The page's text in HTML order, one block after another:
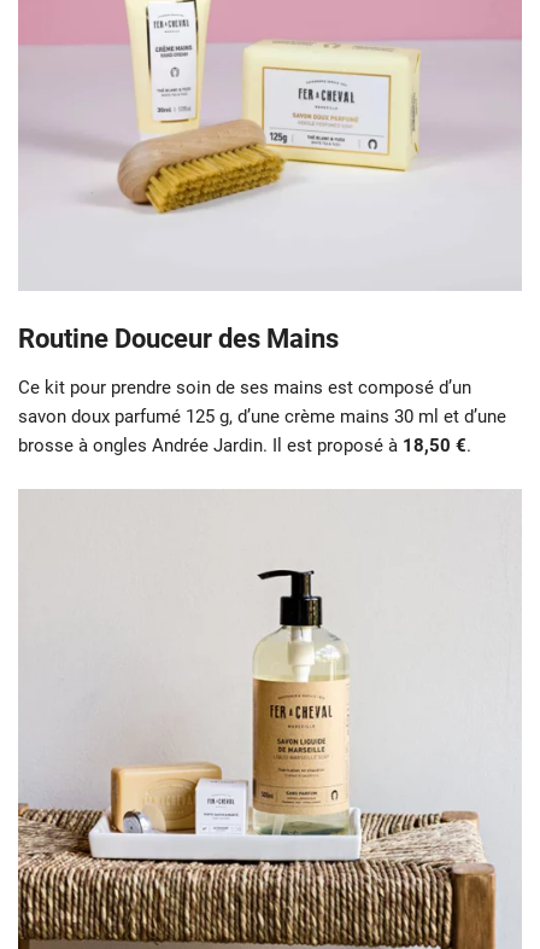
Routine Douceur des Mains
Ce kit pour prendre soin de ses mains est composé d’un
savon doux parfumé 125 g, d’une crème mains 30 ml et d’une
brosse à ongles Andrée Jardin. Il est proposé à 18,50 €.